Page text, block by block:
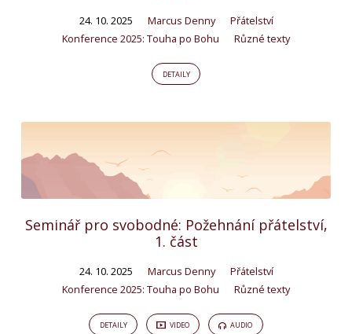
24. 10. 2025 Marcus Denny
Přátelství
Konference 2025: Touha po Bohu
Různé texty
DETAILY
Seminář pro svobodné: Požehnání přátelství,
1. část
24. 10. 2025 Marcus Denny
Přátelství
Konference 2025: Touha po Bohu
Různé texty
DETAILY VIDEO AUDIO